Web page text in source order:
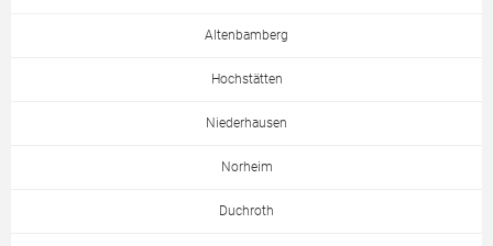
Altenbamberg
Hochstätten
Niederhausen
Norheim
Duchroth